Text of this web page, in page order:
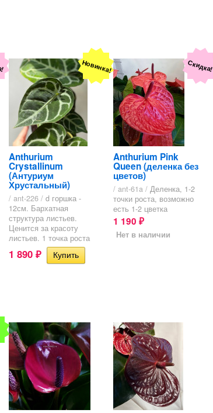
Новинка!
Anthurium
Crystallinum
(Антуриум
Хрустальный)
/ ant-226 / d горшка -
12см. Бархатная
структура листьев.
Ценится за красоту
листьев. 1 точка роста
1 890 ₽
Скидка!
Anthurium Pink
Queen (деленка без
цветов)
/ ant-61a / Деленка, 1-2
точки роста, возможно
есть 1-2 цветка
1 190 ₽
Нет в наличии